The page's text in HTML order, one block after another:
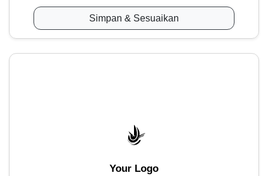
Simpan & Sesuaikan
Your Logo